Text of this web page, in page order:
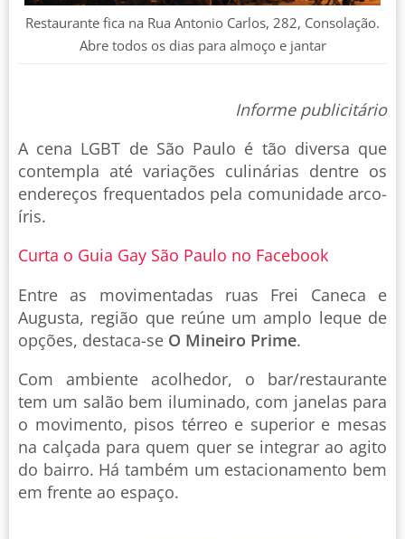
Restaurante fica na Rua Antonio Carlos, 282, Consolação.
Abre todos os dias para almoço e jantar
Informe publicitário
A cena LGBT de São Paulo é tão diversa que
contempla até variações culinárias dentre os
endereços frequentados pela comunidade arco-
íris.
Curta o Guia Gay São Paulo no Facebook
Entre as movimentadas ruas Frei Caneca e
Augusta, região que reúne um amplo leque de
opções, destaca-se O Mineiro Prime.
Com ambiente acolhedor, o bar/restaurante
tem um salão bem iluminado, com janelas para
o movimento, pisos térreo e superior e mesas
na calçada para quem quer se integrar ao agito
do bairro. Há também um estacionamento bem
em frente ao espaço.